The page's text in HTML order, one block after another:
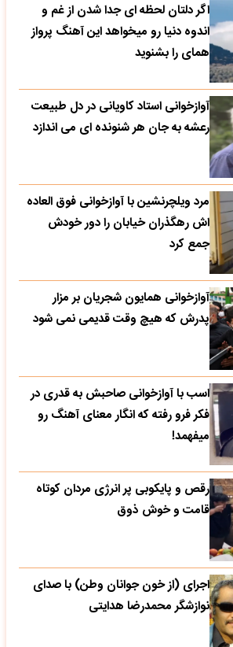
اگر دلتان لحظه ای جدا شدن از غم و
اندوه دنیا رو میخواهد این آهنگ پرواز
همای را بشنوید
آوازخوانی استاد کاویانی در دل طبیعت
رعشه به جان هر شنونده ای می اندازد
مرد ویلچرنشین با آوازخوانی فوق العاده
اش رهگذران خیابان را دور خودش
جمع کرد
آوازخوانی همایون شجریان بر مزار
پدرش که هیچ وقت قدیمی نمی شود
اسب با آوازخوانی صاحبش به قدری در
فکر فرو رفته که انگار معنای آهنگ رو
میفهمد!
رقص و پایکوبی پر انرژی مردان کوتاه
قامت و خوش ذوق
اجرای (از خون جوانان وطن) با صدای
نوازشگر محمدرضا هدایتی